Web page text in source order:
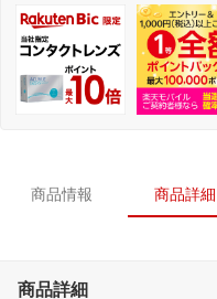
商品情報 商品詳細
商品詳細